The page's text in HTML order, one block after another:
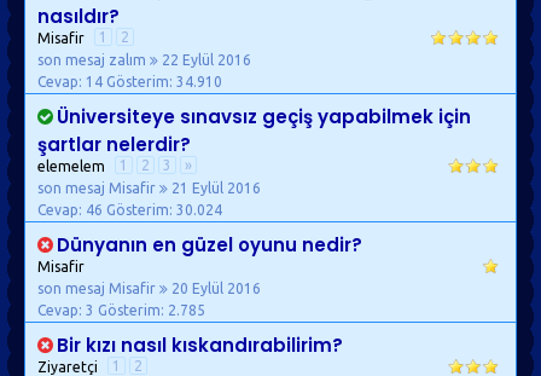
nasıldır?
Misafir 1
2
son mesaj zalım
22 Eylül 2016
Cevap: 14 Gösterim: 34.910
Üniversiteye sınavsız geçiş yapabilmek için
şartlar nelerdir?
elemelem 1 2 3
»
son mesaj Misafir
21 Eylül 2016
Cevap: 46 Gösterim: 30.024
Dünyanın en güzel oyunu nedir?
Misafir
son mesaj Misafir
20 Eylül 2016
Cevap: 3 Gösterim: 2.785
Bir kızı nasıl kıskandırabilirim?
Ziyaretçi 1
2